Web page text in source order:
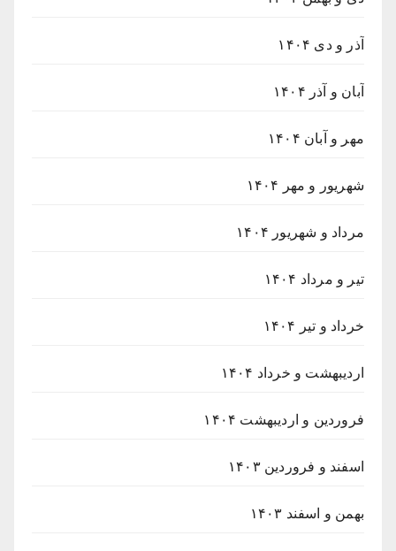
آذر و دی ۱۴۰۴
آبان و آذر ۱۴۰۴
مهر و آبان ۱۴۰۴
شهریور و مهر ۱۴۰۴
مرداد و شهریور ۱۴۰۴
تیر و مرداد ۱۴۰۴
خرداد و تیر ۱۴۰۴
اردیبهشت و خرداد ۱۴۰۴
فروردین و اردیبهشت ۱۴۰۴
اسفند و فروردین ۱۴۰۳
بهمن و اسفند ۱۴۰۳